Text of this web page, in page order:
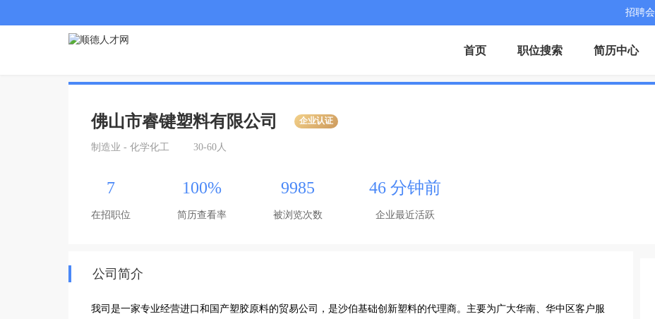
招聘会
首页 职位搜索 简历中心
佛山市睿键塑料有限公司 企业认证
制造业 - 化学化工 30-60人
7
在招职位
100%
简历查看率
9985
被浏览次数
46 分钟前
企业最近活跃
公司简介
我司是一家专业经营进口和国产塑胶原料的贸易公司，是沙伯基础创新塑料的代理商。主要为广大华南、华中区客户服